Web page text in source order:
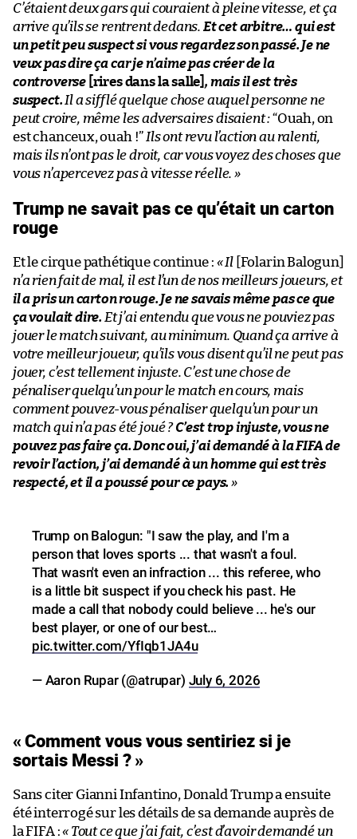
C’étaient deux gars qui couraient à pleine vitesse, et ça
arrive qu’ils se rentrent dedans. Et cet arbitre… qui est
un petit peu suspect si vous regardez son passé. Je ne
veux pas dire ça car je n’aime pas créer de la
controverse [rires dans la salle], mais il est très
suspect. Il a sifflé quelque chose auquel personne ne
peut croire, même les adversaires disaient :“Ouah, on
est chanceux, ouah !” Ils ont revu l’action au ralenti,
mais ils n’ont pas le droit, car vous voyez des choses que
vous n’apercevez pas à vitesse réelle. »
Trump ne savait pas ce qu’était un carton
rouge
Et le cirque pathétique continue : « Il [Folarin Balogun]
n’a rien fait de mal, il est l’un de nos meilleurs joueurs, et
il a pris un carton rouge. Je ne savais même pas ce que
ça voulait dire. Et j’ai entendu que vous ne pouviez pas
jouer le match suivant, au minimum. Quand ça arrive à
votre meilleur joueur, qu’ils vous disent qu’il ne peut pas
jouer, c’est tellement injuste. C’est une chose de
pénaliser quelqu’un pour le match en cours, mais
comment pouvez-vous pénaliser quelqu’un pour un
match qui n’a pas été joué ?C’est trop injuste, vous ne
pouvez pas faire ça. Donc oui, j’ai demandé à la FIFA de
revoir l’action, j’ai demandé à un homme qui est très
respecté, et il a poussé pour ce pays. »
Trump on Balogun: "I saw the play, and I'm a
person that loves sports ... that wasn't a foul.
That wasn't even an infraction ... this referee, who
is a little bit suspect if you check his past. He
made a call that nobody could believe ... he's our
best player, or one of our best…
pic.twitter.com/YfIqb1JA4u
— Aaron Rupar (@atrupar) July 6, 2026
« Comment vous vous sentiriez si je
sortais Messi ? »
Sans citer Gianni Infantino, Donald Trump a ensuite
été interrogé sur les détails de sa demande auprès de
la FIFA :« Tout ce que j’ai fait, c’est d’avoir demandé un